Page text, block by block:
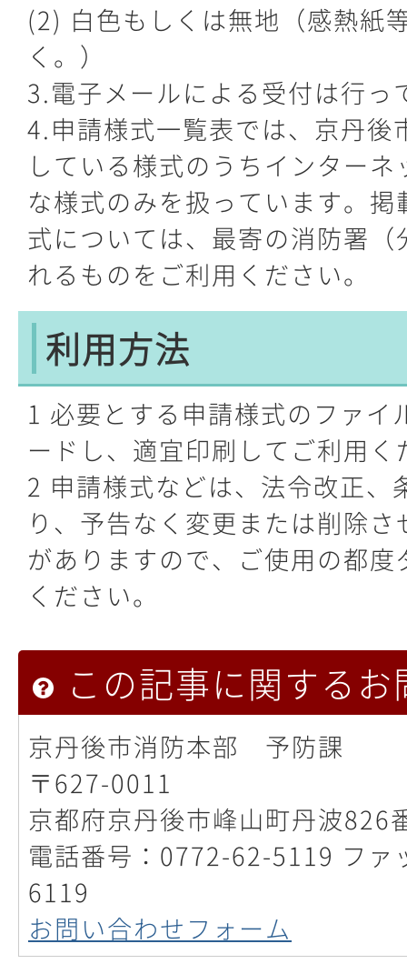
(2) 白色もしくは無地（感熱紙
く。）
3.電子メールによる受付は行っ
4.申請様式一覧表では、京丹後
している様式のうちインター
な様式のみを扱っています。
式については、最寄の消防署
れるものをご利用ください。
利用方法
1 必要とする申請様式のファイ
ードし、適宜印刷してご利用く
2 申請様式などは、法令改正、
り、予告なく変更または削除
がありますので、ご使用の都
ください。
この記事に関する
京丹後市消防本部 予防課
〒627-0011
京都府京丹後市峰山町丹波826
電話番号：0772-62-5119 フ
6119
お問い合わせフォーム